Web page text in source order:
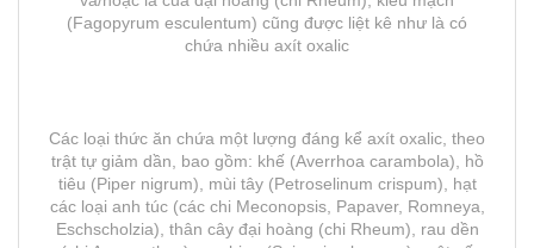
(Fagopyrum esculentum) cũng được liệt kê như là có
chứa nhiều axít oxalic
Các loại thức ăn chứa một lượng đáng kể axít oxalic, theo
trật tự giảm dần, bao gồm: khế (Averrhoa carambola), hồ
tiêu (Piper nigrum), mùi tây (Petroselinum crispum), hạt
các loại anh túc (các chi Meconopsis, Papaver, Romneya,
Eschscholzia), thân cây đại hoàng (chi Rheum), rau dền